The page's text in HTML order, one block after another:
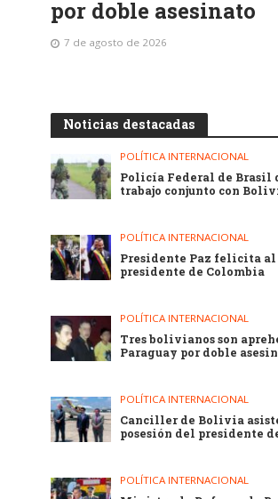
por doble asesinato
7 de agosto de 2026
Noticias destacadas
POLÍTICA INTERNACIONAL
Policía Federal de Brasil
trabajo conjunto con
POLÍTICA INTERNACIONAL
Presidente Paz felicita al
presidente de Colombia
POLÍTICA INTERNACIONAL
Tres bolivianos son
Paraguay por doble
POLÍTICA INTERNACIONAL
Canciller de Bolivia
posesión del presidente
POLÍTICA INTERNACIONAL